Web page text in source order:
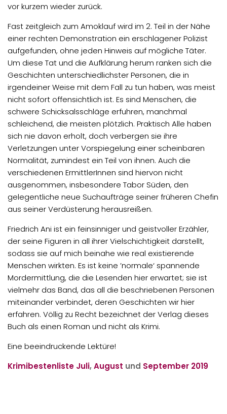
vor kurzem wieder zurück.
Fast zeitgleich zum Amoklauf wird im 2. Teil in der Nähe
einer rechten Demonstration ein erschlagener Polizist
aufgefunden, ohne jeden Hinweis auf mögliche Täter.
Um diese Tat und die Aufklärung herum ranken sich die
Geschichten unterschiedlichster Personen, die in
irgendeiner Weise mit dem Fall zu tun haben, was meist
nicht sofort offensichtlich ist. Es sind Menschen, die
schwere Schicksalsschläge erfuhren, manchmal
schleichend, die meisten plötzlich. Praktisch Alle haben
sich nie davon erholt, doch verbergen sie ihre
Verletzungen unter Vorspiegelung einer scheinbaren
Normalität, zumindest ein Teil von ihnen. Auch die
verschiedenen ErmittlerInnen sind hiervon nicht
ausgenommen, insbesondere Tabor Süden, den
gelegentliche neue Suchaufträge seiner früheren Chefin
aus seiner Verdüsterung herausreißen.
Friedrich Ani ist ein feinsinniger und geistvoller Erzähler,
der seine Figuren in all ihrer Vielschichtigkeit darstellt,
sodass sie auf mich beinahe wie real existierende
Menschen wirkten. Es ist keine ’normale‘ spannende
Mordermittlung, die die Lesenden hier erwartet; sie ist
vielmehr das Band, das all die beschriebenen Personen
miteinander verbindet, deren Geschichten wir hier
erfahren. Völlig zu Recht bezeichnet der Verlag dieses
Buch als einen Roman und nicht als Krimi.
Eine beeindruckende Lektüre!
Krimibestenliste Juli,August und September 2019